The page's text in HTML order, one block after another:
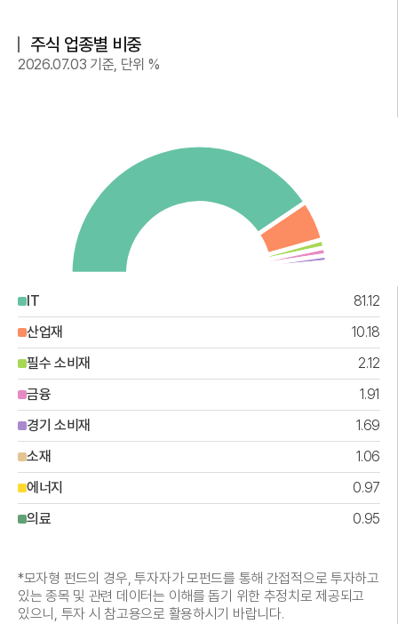
주식 업종별 비중
2026.07.03 기준, 단위 %
IT
81.12
산업재
10.18
필수 소비재
2.12
금융
1.91
경기 소비재
1.69
소재
1.06
에너지
0.97
의료
0.95
*모자형 펀드의 경우, 투자자가 모펀드를 통해 간접적으로 투자하고
있는 종목 및 관련 데이터는 이해를 돕기 위한 추정치로 제공되고
있으니, 투자 시 참고용으로 활용하시기 바랍니다.